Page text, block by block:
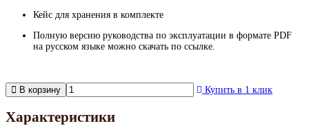
Кейс для хранения в комплекте
Полную версию руководства по эксплуатации в формате PDF
на русском языке можно скачать по ссылке.
В корзину Купить в 1 клик
Характеристики